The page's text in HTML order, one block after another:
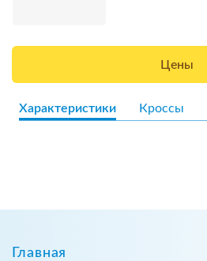
Цены
Характеристики Кроссы
Главная